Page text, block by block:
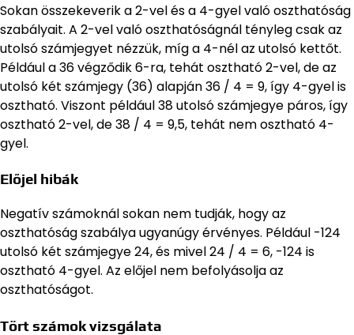
Sokan összekeverik a 2-vel és a 4-gyel való oszthatóság
szabályait. A 2-vel való oszthatóságnál tényleg csak az
utolsó számjegyet nézzük, míg a 4-nél az utolsó kettőt.
Például a 36 végződik 6-ra, tehát osztható 2-vel, de az
utolsó két számjegy (36) alapján 36 / 4 = 9, így 4-gyel is
osztható. Viszont például 38 utolsó számjegye páros, így
osztható 2-vel, de 38 / 4 = 9,5, tehát nem osztható 4-
gyel.
Előjel hibák
Negatív számoknál sokan nem tudják, hogy az
oszthatóság szabálya ugyanúgy érvényes. Például -124
utolsó két számjegye 24, és mivel 24 / 4 = 6, -124 is
osztható 4-gyel. Az előjel nem befolyásolja az
oszthatóságot.
Tört számok vizsgálata